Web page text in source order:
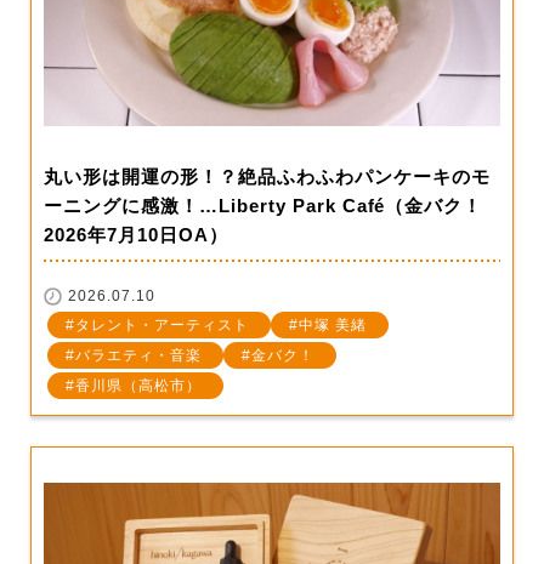
丸い形は開運の形！？絶品ふわふわパンケーキのモ
ーニングに感激！…Liberty Park Café（金バク！
2026年7月10日OA）
2026.07.10
タレント・アーティスト
中塚 美緒
バラエティ・音楽
金バク！
香川県（高松市）